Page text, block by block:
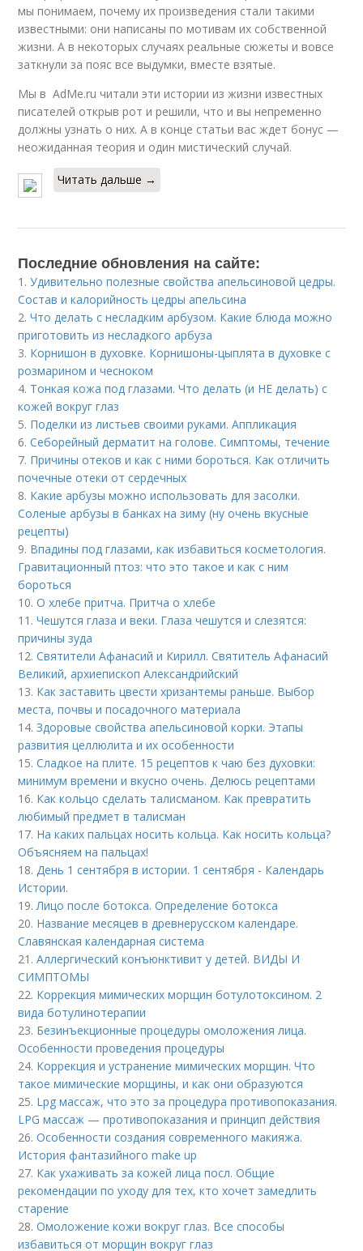
мы понимаем, почему их произведения стали такими
известными: они написаны по мотивам их собственной
жизни. А в некоторых случаях реальные сюжеты и вовсе
заткнули за пояс все выдумки, вместе взятые.
Мы в AdMe.ru читали эти истории из жизни известных
писателей открыв рот и решили, что и вы непременно
должны узнать о них. А в конце статьи вас ждет бонус —
неожиданная теория и один мистический случай.
Читать дальше →
Последние обновления на сайте:
1.Удивительно полезные свойства апельсиновой цедры.
Состав и калорийность цедры апельсина
2.Что делать с несладким арбузом. Какие блюда можно
приготовить из несладкого арбуза
3. Корнишон в духовке. Корнишоны-цыплята в духовке с
розмарином и чесноком
4. Тонкая кожа под глазами. Что делать (и НЕ делать) с
кожей вокруг глаз
5. Поделки из листьев своими руками. Аппликация
6.Себорейный дерматит на голове. Cимптомы, течение
7. Причины отеков и как с ними бороться. Как отличить
почечные отеки от сердечных
8. Какие арбузы можно использовать для засолки.
Соленые арбузы в банках на зиму (ну очень вкусные
рецепты)
9. Впадины под глазами, как избавиться косметология.
Гравитационный птоз: что это такое и как с ним
бороться
10.О хлебе притча. Притча о хлебе
11.Чешутся глаза и веки. Глаза чешутся и слезятся:
причины зуда
12.Святители Афанасий и Кирилл. Святитель Афанасий
Великий, архиепископ Александрийский
13. Как заставить цвести хризантемы раньше. Выбор
места, почвы и посадочного материала
14.Здоровые свойства апельсиновой корки. Этапы
развития целлюлита и их особенности
15.Сладкое на плите. 15 рецептов к чаю без духовки:
минимум времени и вкусно очень. Делюсь рецептами
16. Как кольцо сделать талисманом. Как превратить
любимый предмет в талисман
17. На каких пальцах носить кольца. Как носить кольца?
Объясняем на пальцах!
18.День 1 сентября в истории. 1 сентября - Календарь
Истории.
19.Лицо после ботокса. Определение ботокса
20. Название месяцев в древнерусском календаре.
Славянская календарная система
21.Аллергический конъюнктивит у детей. ВИДЫ И
СИМПТОМЫ
22. Коррекция мимических морщин ботулотоксином. 2
вида ботулинотерапии
23. Безинъекционные процедуры омоложения лица.
Особенности проведения процедуры
24. Коррекция и устранение мимических морщин. Что
такое мимические морщины, и как они образуются
25. Lpg массаж, что это за процедура противопоказания.
LPG массаж — противопоказания и принцип действия
26.Особенности создания современного макияжа.
История фантазийного make up
27. Как ухаживать за кожей лица посл. Общие
рекомендации по уходу для тех, кто хочет замедлить
старение
28.Омоложение кожи вокруг глаз. Все способы
избавиться от морщин вокруг глаз